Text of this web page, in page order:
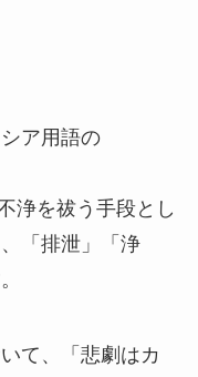
ア用語の
浄を祓う手段とし
「排泄」「浄
て、「悲劇はカ